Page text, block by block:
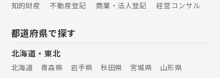
知的財産
不動産登記 商業・法人登記 経営コンサル
都道府県で探す
北海道・東北
北海道 青森県 岩手県 秋田県 宮城県
山形県